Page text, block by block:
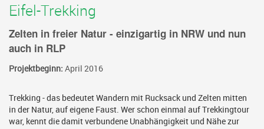
Eifel-Trekking
Zelten in freier Natur - einzigartig in NRW und nun
auch in RLP
Projektbeginn: April 2016
Trekking - das bedeutet Wandern mit Rucksack und Zelten mitten
in der Natur, auf eigene Faust. Wer schon einmal auf Trekkingtour
war, kennt die damit verbundene Unabhängigkeit und Nähe zur